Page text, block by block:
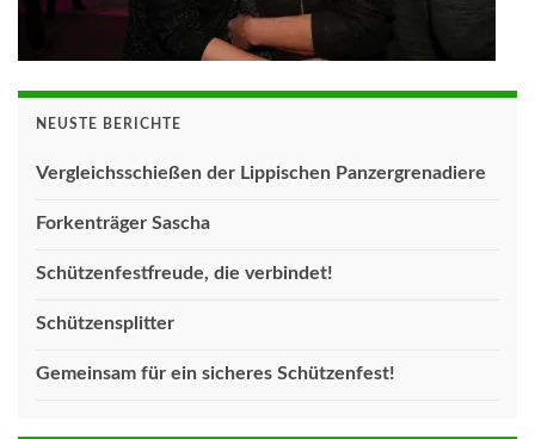
NEUSTE BERICHTE
Vergleichsschießen der Lippischen Panzergrenadiere
Forkenträger Sascha
Schützenfestfreude, die verbindet!
Schützensplitter
Gemeinsam für ein sicheres Schützenfest!